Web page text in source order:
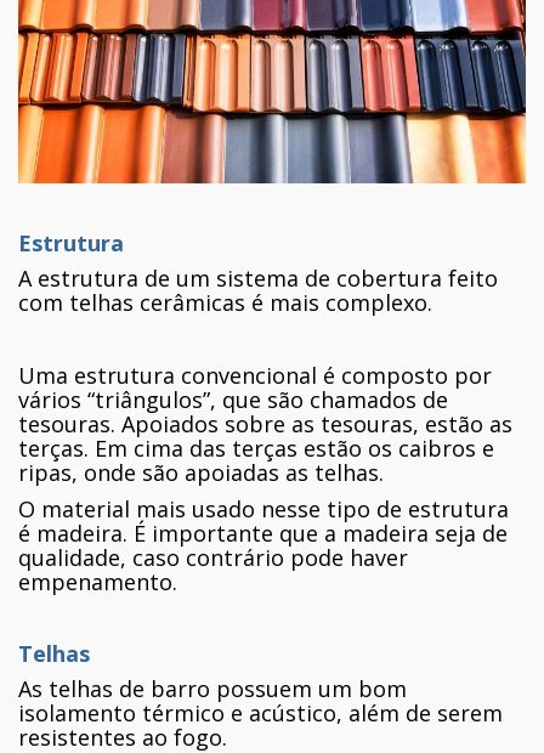
Estrutura
A estrutura de um sistema de cobertura feito
com telhas cerâmicas é mais complexo.
Uma estrutura convencional é composto por
vários “triângulos”, que são chamados de
tesouras. Apoiados sobre as tesouras, estão as
terças. Em cima das terças estão os caibros e
ripas, onde são apoiadas as telhas.
O material mais usado nesse tipo de estrutura
é madeira. É importante que a madeira seja de
qualidade, caso contrário pode haver
empenamento.
Telhas
As telhas de barro possuem um bom
isolamento térmico e acústico, além de serem
resistentes ao fogo.